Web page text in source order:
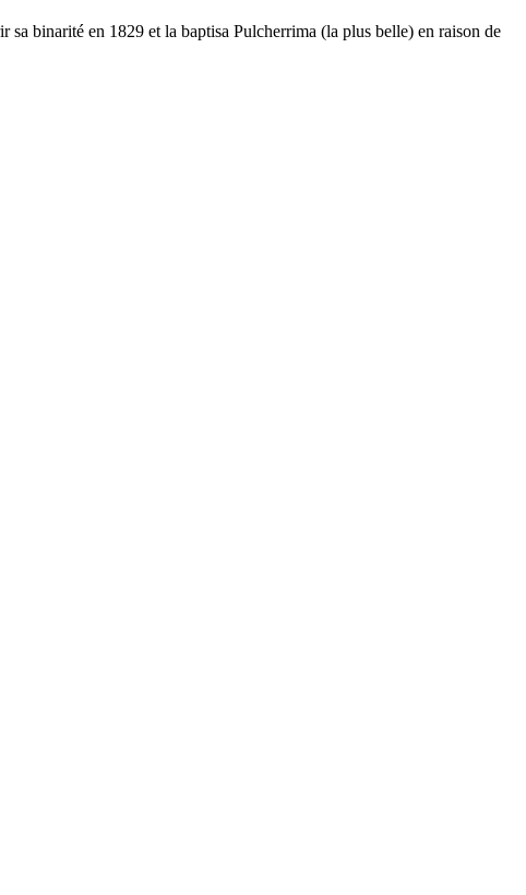
binarité en 1829 et la baptisa Pulcherrima (la plus belle) en raison de